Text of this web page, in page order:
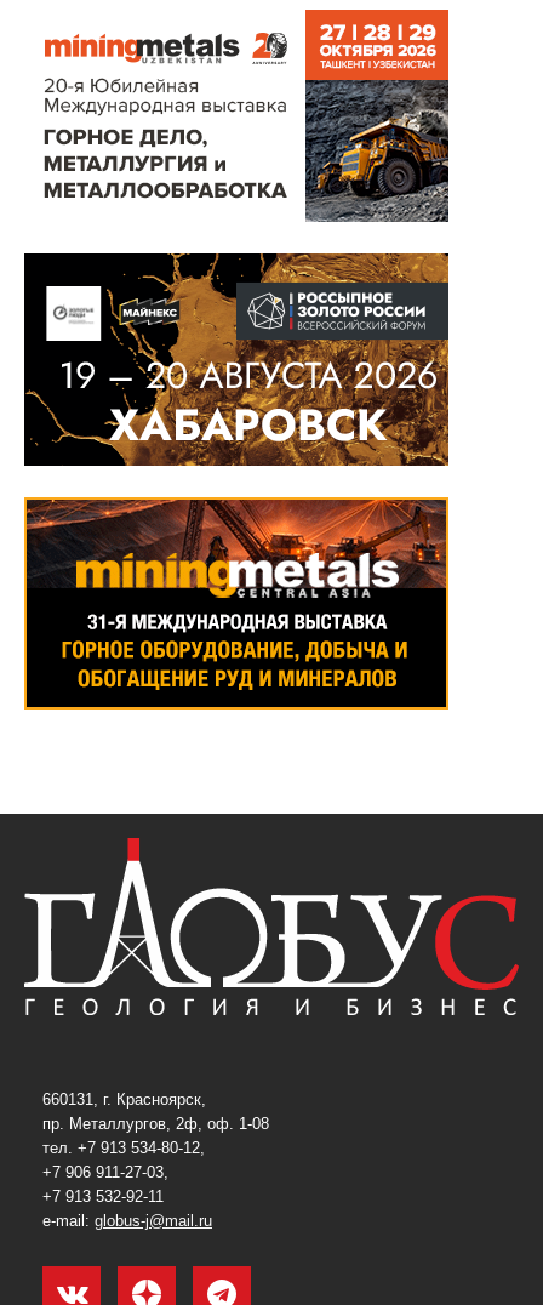
660131, г. Красноярск,
пр. Металлургов, 2ф, оф. 1-08
тел. +7 913 534-80-12,
+7 906 911-27-03,
+7 913 532-92-11
e-mail: globus-j@mail.ru